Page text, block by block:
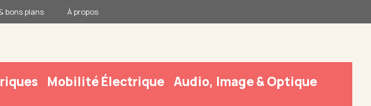
bons plans À propos
Mobilité Électrique Audio, Image & Optique